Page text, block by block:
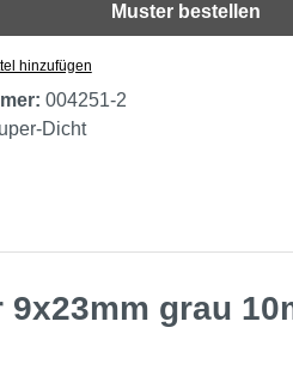
Muster bestellen
hinzufügen
004251-2
Dicht
grau